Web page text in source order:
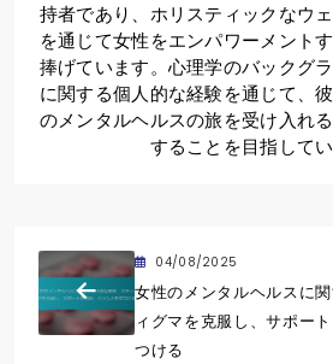
持者であり、ホリスティックなウ
を通じて女性をエンパワーメント
捧げています。心理学のバックグ
に関する個人的な経験を通じて、
のメンタルヘルスの旅を受け入れ
することを目指してい
04/08/2025
女性のメンタルヘルスに
ィグマを克服し、サポー
つける